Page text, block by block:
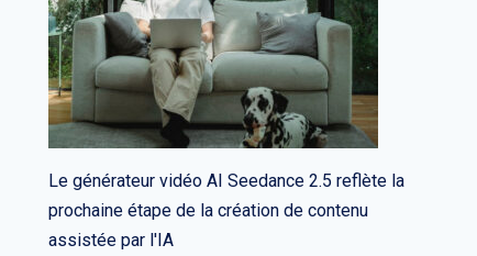
Le générateur vidéo AI Seedance 2.5 reflète la
prochaine étape de la création de contenu
assistée par l'IA